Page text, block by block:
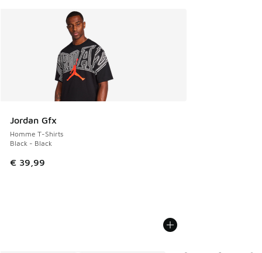
Jordan Gfx
Homme T-Shirts
Black - Black
€ 39,99